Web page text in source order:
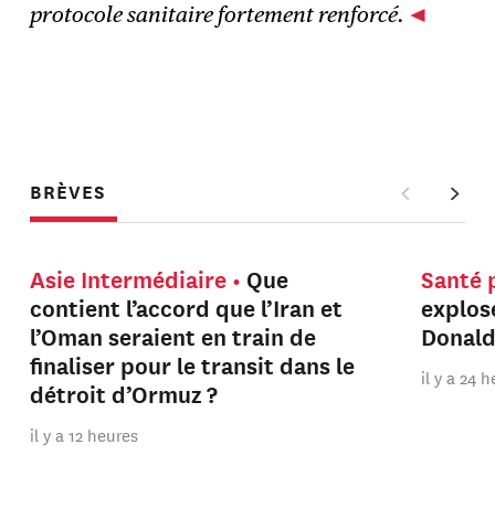
protocole sanitaire fortement renforcé.
BRÈVES
Asie Intermédiaire
Que
contient l’accord que l’Iran et
l’Oman seraient en train de
finaliser pour le transit dans le
détroit d’Ormuz ?
il y a 12 heures
Santé
il y a 24